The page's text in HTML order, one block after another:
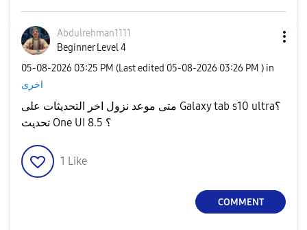
Abdulrehman1111
Beginner Level 4
‎05-08-2026 03:25 PM (Last edited ‎05-08-2026 03:26 PM ) in
اخرى
متى موعد نزول اخر التحديثات على Galaxy tab s10 ultra؟
تحديث One UI 8.5 ؟
1 Like
COMMENT